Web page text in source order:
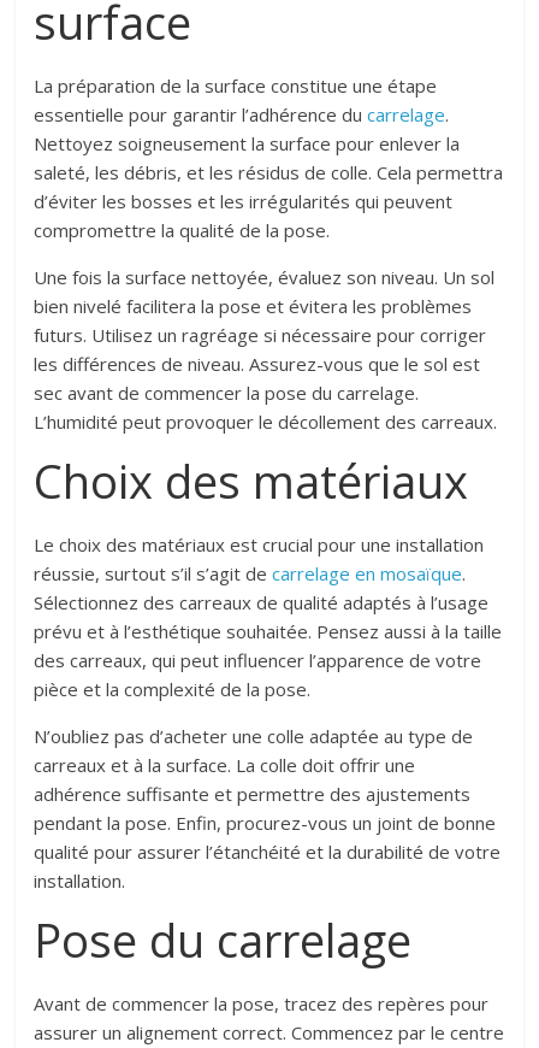
surface
La préparation de la surface constitue une étape
essentielle pour garantir l’adhérence ducarrelage.
Nettoyez soigneusement la surface pour enlever la
saleté, les débris, et les résidus de colle. Cela permettra
d’éviter les bosses et les irrégularités qui peuvent
compromettre la qualité de la pose.
Une fois la surface nettoyée, évaluez son niveau. Un sol
bien nivelé facilitera la pose et évitera les problèmes
futurs. Utilisez un ragréage si nécessaire pour corriger
les différences de niveau. Assurez-vous que le sol est
sec avant de commencer la pose du carrelage.
L’humidité peut provoquer le décollement des carreaux.
Choix des matériaux
Le choix des matériaux est crucial pour une installation
réussie, surtout s’il s’agit decarrelage en mosaïque.
Sélectionnez des carreaux de qualité adaptés à l’usage
prévu et à l’esthétique souhaitée. Pensez aussi à la taille
des carreaux, qui peut influencer l’apparence de votre
pièce et la complexité de la pose.
N’oubliez pas d’acheter une colle adaptée au type de
carreaux et à la surface. La colle doit offrir une
adhérence suffisante et permettre des ajustements
pendant la pose. Enfin, procurez-vous un joint de bonne
qualité pour assurer l’étanchéité et la durabilité de votre
installation.
Pose du carrelage
Avant de commencer la pose, tracez des repères pour
assurer un alignement correct. Commencez par le centre